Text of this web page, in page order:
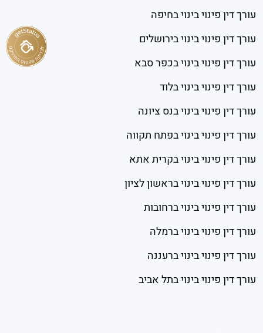
עורך דין פינוי בינוי בחיפה
עורך דין פינוי בינוי בירושלים
עורך דין פינוי בינוי בכפר סבא
עורך דין פינוי בינוי בלוד
עורך דין פינוי בינוי בנס ציונה
עורך דין פינוי בינוי בפתח תקווה
עורך דין פינוי בינוי בקרית אתא
עורך דין פינוי בינוי בראשון לציון
עורך דין פינוי בינוי ברחובות
עורך דין פינוי בינוי ברמלה
עורך דין פינוי בינוי ברעננה
עורך דין פינוי בינוי בתל אביב